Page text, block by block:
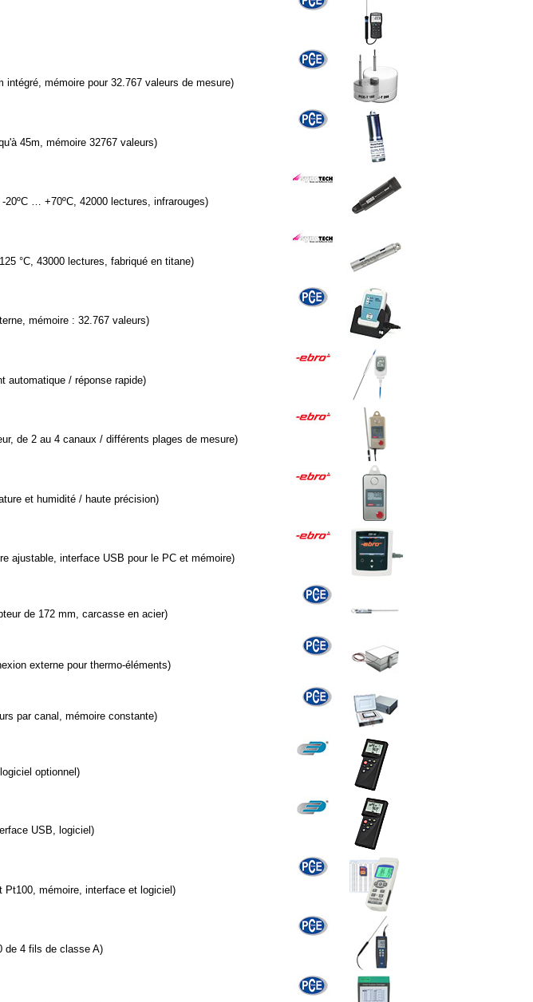
mémoire pour 32.767 valeurs de mesure)
45m, mémoire 32767 valeurs)
20ºC … +70ºC, 42000 lectures, infrarouges)
°C, 43000 lectures, fabriqué en titane)
mémoire : 32.767 valeurs)
automatique / réponse rapide)
de 2 au 4 canaux / différents plages de mesure)
et humidité / haute précision)
ajustable, interface USB pour le PC et mémoire)
de 172 mm, carcasse en acier)
externe pour thermo-éléments)
par canal, mémoire constante)
optionnel)
USB, logiciel)
mémoire, interface et logiciel)
de 4 fils de classe A)